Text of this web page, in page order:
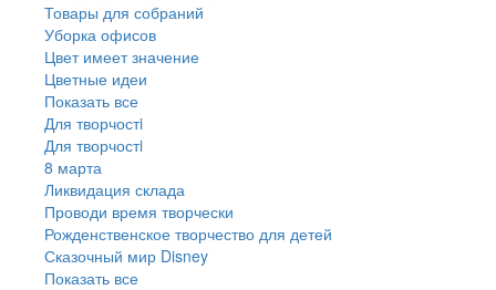
Товары для собраний
Уборка офисов
Цвет имеет значение
Цветные идеи
Показать все
Для творчостi
Для творчостi
8 марта
Ликвидация склада
Проводи время творчески
Рожденственское творчество для детей
Сказочный мир Disney
Показать все